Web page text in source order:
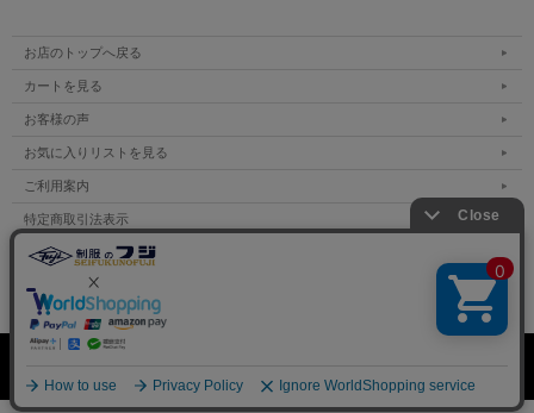
お店のトップへ戻る
カートを見る
お客様の声
お気に入りリストを見る
ご利用案内
特定商取引法表示
個人情報の取扱い
サイトマップ
Copyright (C) All Rights Reserved.